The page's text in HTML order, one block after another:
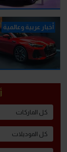
أخبار عربية وعالمية
كل الماركات
كل الموديلات